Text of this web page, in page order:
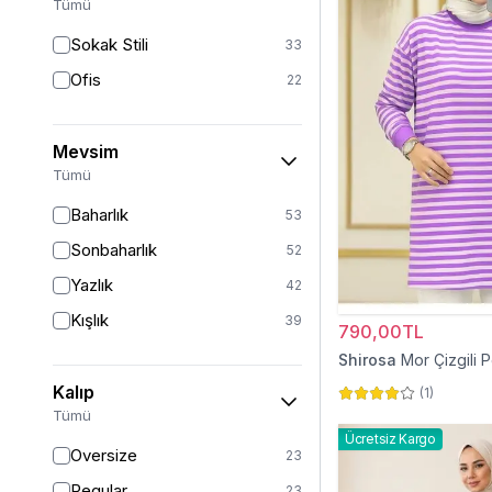
Kırmızı
Turkuaz
Tümü
Sokak Stili 33
Ofis 22
Mevsim
Tümü
Baharlık 53
Sonbaharlık 52
Yazlık 42
Kışlık 39
Kalıp
Tümü
Oversize 23
790,00TL
Shirosa Mor Çizgili
(1)
Ücretsiz Kargo